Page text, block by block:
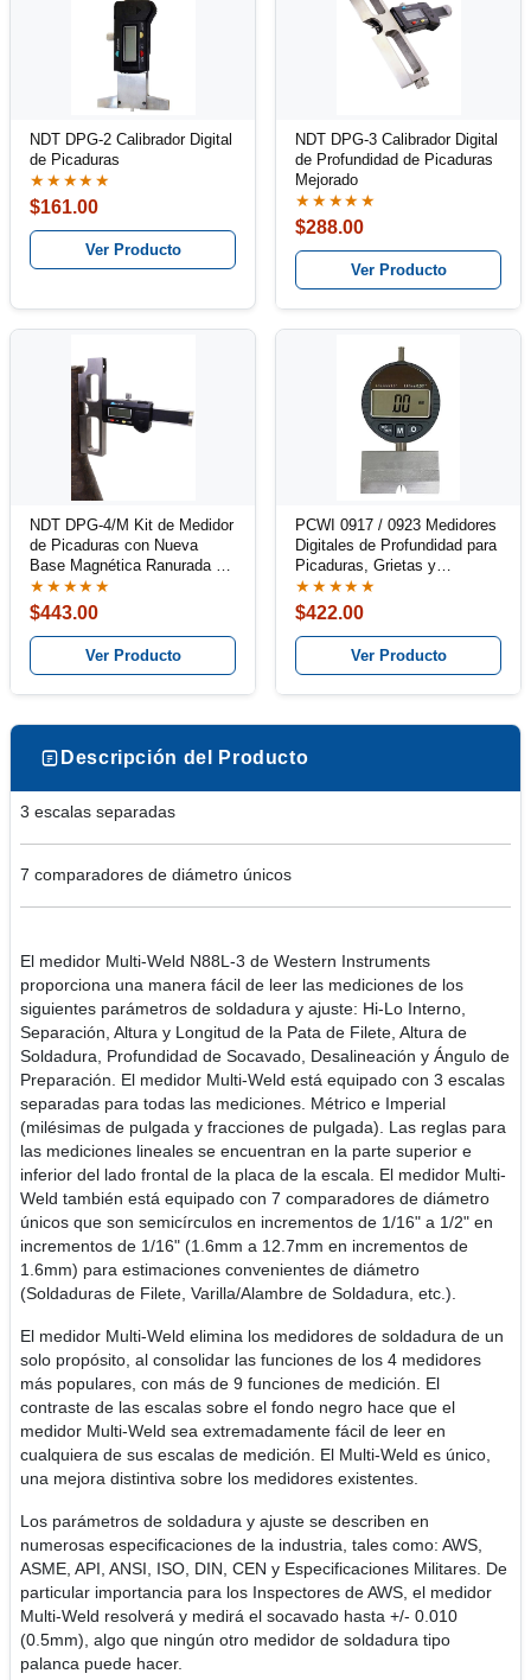
NDT DPG-2 Calibrador Digital
de Picaduras
★★★★★
$161.00
Ver Producto
NDT DPG-3 Calibrador Digital
de Profundidad de Picaduras
Mejorado
★★★★★
$288.00
Ver Producto
NDT DPG-4/M Kit de Medidor
de Picaduras con Nueva
Base Magnética Ranurada en
V
★★★★★
$443.00
Ver Producto
PCWI 0917 / 0923 Medidores
Digitales de Profundidad para
Picaduras, Grietas y
Corrosión
★★★★★
$422.00
Ver Producto
Descripción del Producto
3 escalas separadas
7 comparadores de diámetro únicos
El medidor Multi-Weld N88L-3 de Western Instruments
proporciona una manera fácil de leer las mediciones de los
siguientes parámetros de soldadura y ajuste: Hi-Lo Interno,
Separación, Altura y Longitud de la Pata de Filete, Altura de
Soldadura, Profundidad de Socavado, Desalineación y Ángulo de
Preparación. El medidor Multi-Weld está equipado con 3 escalas
separadas para todas las mediciones. Métrico e Imperial
(milésimas de pulgada y fracciones de pulgada). Las reglas para
las mediciones lineales se encuentran en la parte superior e
inferior del lado frontal de la placa de la escala. El medidor Multi-
Weld también está equipado con 7 comparadores de diámetro
únicos que son semicírculos en incrementos de 1/16" a 1/2" en
incrementos de 1/16" (1.6mm a 12.7mm en incrementos de
1.6mm) para estimaciones convenientes de diámetro
(Soldaduras de Filete, Varilla/Alambre de Soldadura, etc.).
El medidor Multi-Weld elimina los medidores de soldadura de un
solo propósito, al consolidar las funciones de los 4 medidores
más populares, con más de 9 funciones de medición. El
contraste de las escalas sobre el fondo negro hace que el
medidor Multi-Weld sea extremadamente fácil de leer en
cualquiera de sus escalas de medición. El Multi-Weld es único,
una mejora distintiva sobre los medidores existentes.
Los parámetros de soldadura y ajuste se describen en
numerosas especificaciones de la industria, tales como: AWS,
ASME, API, ANSI, ISO, DIN, CEN y Especificaciones Militares. De
particular importancia para los Inspectores de AWS, el medidor
Multi-Weld resolverá y medirá el socavado hasta +/- 0.010
(0.5mm), algo que ningún otro medidor de soldadura tipo
palanca puede hacer.